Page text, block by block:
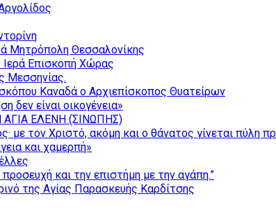
Μητρόπολη Θεσσαλονίκης
Ιερά Επισκοπή Χώρας
Μεσσηνίας.
Καναδά ο Αρχιεπίσκοπος Θυατείρων
δεν είναι οικογένεια»
ΕΛΕΝΗ (ΣΙΝΩΠΗΣ)
με τον Χριστό, ακόμη και ο θάνατος γίνεται πύλη
και χαμερπή»
και την επιστήμη με την αγάπη.”
της Αγίας Παρασκευής Καρδίτσης